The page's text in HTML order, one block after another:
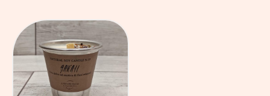
AGGIUNGI AL
CARRELLO